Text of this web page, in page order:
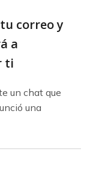
correo y
a
ti
un chat que
una